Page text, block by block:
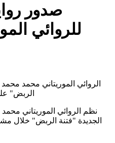
صدور
للروائي
نظم الروائي الموريتاني